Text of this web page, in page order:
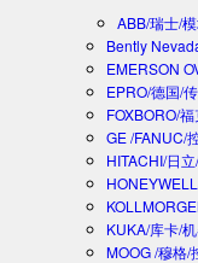
ABB/瑞士/
Bently
EMERSON
EPRO/德国/
FOXBORO/
GE /FANUC/
HITACHI/日
KUKA/库卡/
MOOG /穆格/